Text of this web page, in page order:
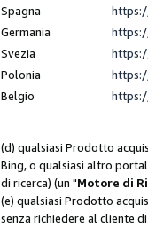
Spagna
Germania
Svezia
Polonia
Belgio
(d) qualsiasi Prodotto
Bing, o qualsiasi altro
di ricerca) (un "Motore di
(e) qualsiasi Prodotto
senza richiedere al cliente